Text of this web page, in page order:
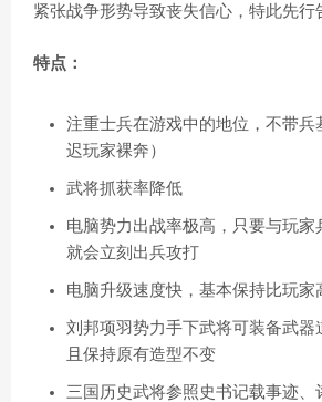
紧张战争形势导致丧失信心，特此先行
特点：
注重士兵在游戏中的地位，不带兵
迟玩家裸奔）
武将抓获率降低
电脑势力出战率极高，只要与玩家
就会立刻出兵攻打
电脑升级速度快，基本保持比玩家
刘邦项羽势力手下武将可装备武器
且保持原有造型不变
三国历史武将参照史书记载事迹、